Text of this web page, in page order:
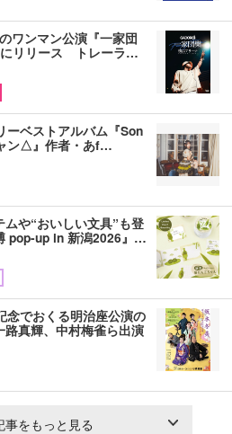
ワンマン公演『一家団
にリリース トレーラ…
ーベストアルバム『Son
ン△』作者・あf…
や“おいしい文具”も登
pop-up in 新潟2026』…
念でおくる明治座公演の
真輝、中村梅雀ら出演
事をもっと見る